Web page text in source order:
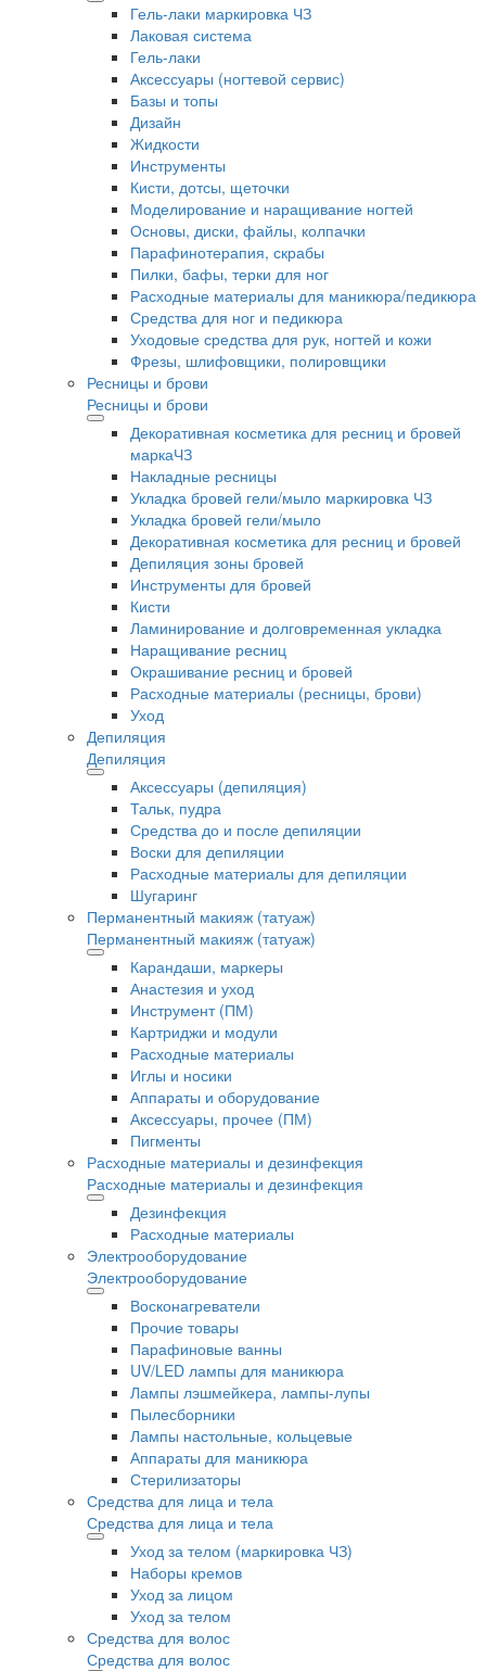
Гель-лаки маркировка ЧЗ
Лаковая система
Гель-лаки
Аксессуары (ногтевой сервис)
Базы и топы
Дизайн
Жидкости
Инструменты
Кисти, дотсы, щеточки
Моделирование и наращивание ногтей
Основы, диски, файлы, колпачки
Парафинотерапия, скрабы
Пилки, бафы, терки для ног
Расходные материалы для маникюра/педикюра
Средства для ног и педикюра
Уходовые средства для рук, ногтей и кожи
Фрезы, шлифовщики, полировщики
Ресницы и брови
Ресницы и брови
Декоративная косметика для ресниц и бровей
маркаЧЗ
Накладные ресницы
Укладка бровей гели/мыло маркировка ЧЗ
Укладка бровей гели/мыло
Декоративная косметика для ресниц и бровей
Депиляция зоны бровей
Инструменты для бровей
Кисти
Ламинирование и долговременная укладка
Наращивание ресниц
Окрашивание ресниц и бровей
Расходные материалы (ресницы, брови)
Уход
Депиляция
Депиляция
Аксессуары (депиляция)
Тальк, пудра
Средства до и после депиляции
Воски для депиляции
Расходные материалы для депиляции
Шугаринг
Перманентный макияж (татуаж)
Перманентный макияж (татуаж)
Карандаши, маркеры
Анастезия и уход
Инструмент (ПМ)
Картриджи и модули
Расходные материалы
Иглы и носики
Аппараты и оборудование
Аксессуары, прочее (ПМ)
Пигменты
Расходные материалы и дезинфекция
Расходные материалы и дезинфекция
Дезинфекция
Расходные материалы
Электрооборудование
Электрооборудование
Восконагреватели
Прочие товары
Парафиновые ванны
UV/LED лампы для маникюра
Лампы лэшмейкера, лампы-лупы
Пылесборники
Лампы настольные, кольцевые
Аппараты для маникюра
Стерилизаторы
Средства для лица и тела
Средства для лица и тела
Уход за телом (маркировка ЧЗ)
Наборы кремов
Уход за лицом
Уход за телом
Средства для волос
Средства для волос